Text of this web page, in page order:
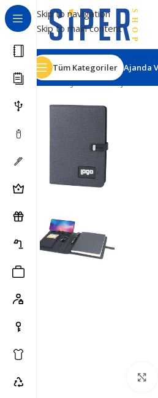
Skip to navigation
Skip to main content
Tüm Kategoriler Ajanda
Ana Sayfa Teknolojik Ürünler